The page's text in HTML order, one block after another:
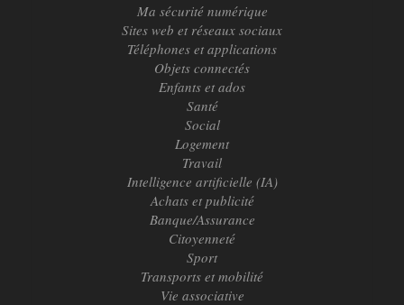
Ma sécurité numérique
Sites web et réseaux sociaux
Téléphones et applications
Objets connectés
Enfants et ados
Santé
Social
Logement
Travail
Intelligence artificielle (IA)
Achats et publicité
Banque/Assurance
Citoyenneté
Sport
Transports et mobilité
Vie associative